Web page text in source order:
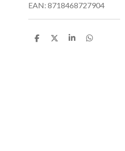
EAN: 8718468727904
D
D
S
D